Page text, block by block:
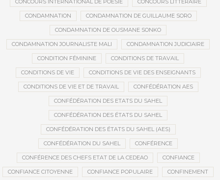
CONCOURS INTERNATIONAL DE POÉSIE CONCOURS LITTÉRAIRE
CONDAMNATION CONDAMNATION DE GUILLAUME SORO
CONDAMNATION DE OUSMANE SONKO
CONDAMNATION JOURNALISTE MALI CONDAMNATION JUDICIAIRE
CONDITION FÉMININE CONDITIONS DE TRAVAIL
CONDITIONS DE VIE CONDITIONS DE VIE DES ENSEIGNANTS
CONDITIONS DE VIE ET DE TRAVAIL CONFÉDÉRATION AES
CONFÉDÉRATION DES ETATS DU SAHEL
CONFÉDÉRATION DES ÉTATS DU SAHEL
CONFÉDÉRATION DES ÉTATS DU SAHEL (AES)
CONFÉDÉRATION DU SAHEL CONFÉRENCE
CONFÉRENCE DES CHEFS ETAT DE LA CEDEAO CONFIANCE
CONFIANCE CITOYENNE CONFIANCE POPULAIRE CONFINEMENT